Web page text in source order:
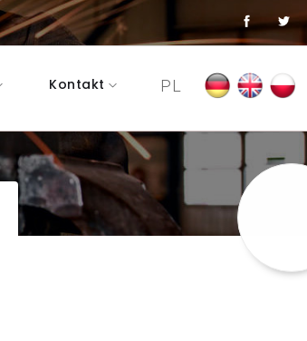
nasze produkty
produktowe
Kontakt PL